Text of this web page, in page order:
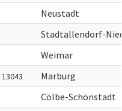
Neustadt
Stadtallendorf-
Weimar
13043
Marburg
Cölbe-Schönstadt